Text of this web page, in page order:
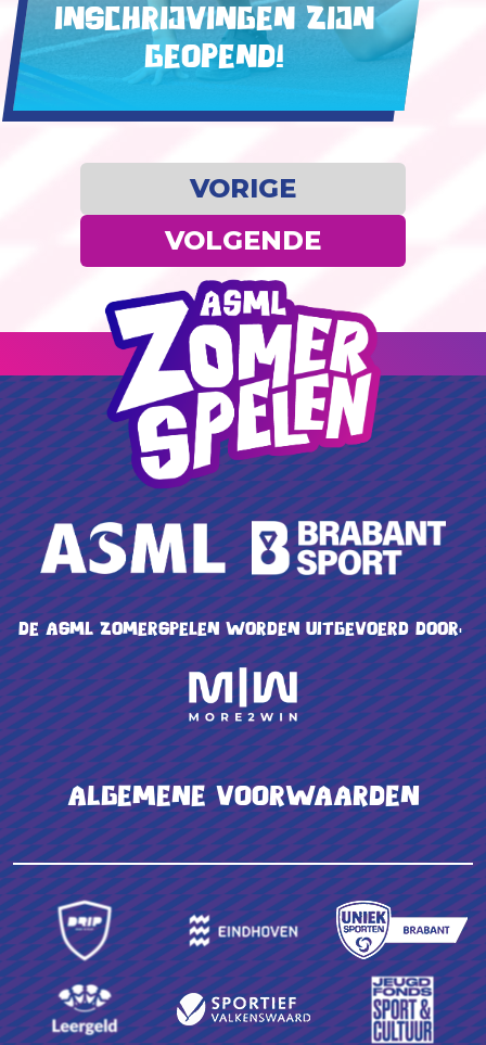
Inschrijvingen zijn
geopend!
VORIGE
VOLGENDE
De ASML Zomerspelen worden uitgevoerd door:
Algemene voorwaarden